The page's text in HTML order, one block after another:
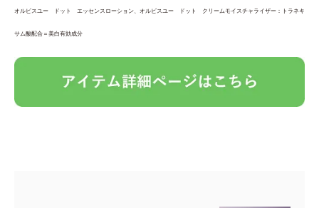
オルビスユー ドット エッセンスローション、オルビスユー ドット クリームモイスチャライザー：トラネキ
サム酸配合＝美白有効成分